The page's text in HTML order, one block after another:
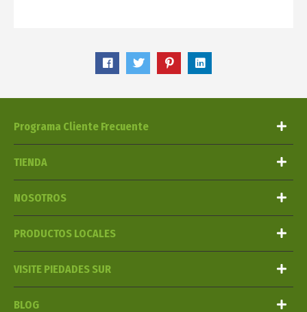
Programa Cliente Frecuente
TIENDA
NOSOTROS
PRODUCTOS LOCALES
VISITE PIEDADES SUR
BLOG